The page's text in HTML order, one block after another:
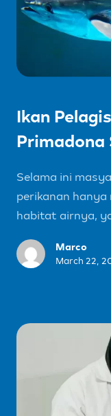
Ikan
Primadona
Selama ini
perikanan hanya
habitat airnya,
Marco
March 22,